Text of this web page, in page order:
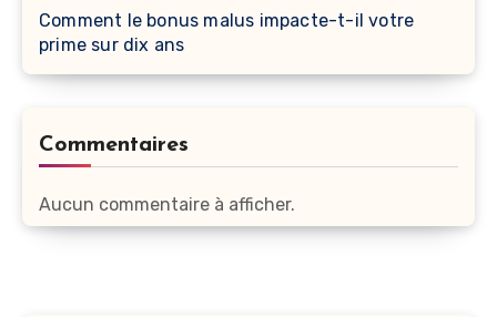
Comment le bonus malus impacte-t-il votre
prime sur dix ans
Commentaires
Aucun commentaire à afficher.